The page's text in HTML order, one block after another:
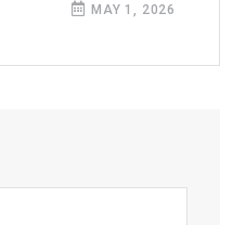
MAY 1, 2026